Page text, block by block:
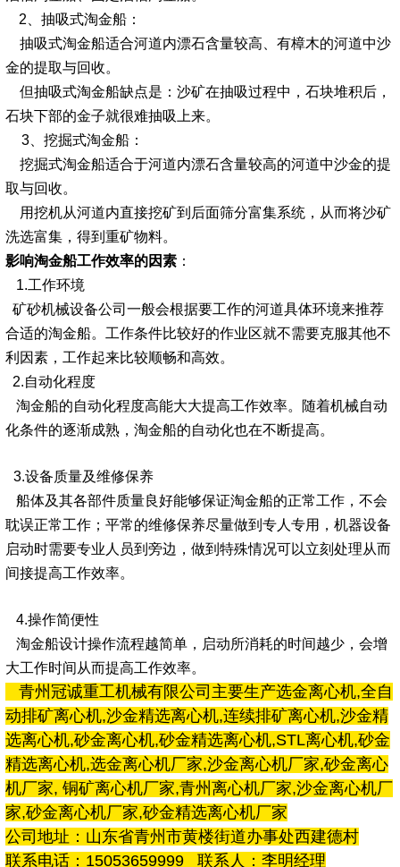
2、抽吸式淘金船：
抽吸式淘金船适合河道内漂石含量较高、有樟木的河道中沙
金的提取与回收。
但抽吸式淘金船缺点是：沙矿在抽吸过程中，石块堆积后，
石块下部的金子就很难抽吸上来。
3、挖掘式淘金船：
挖掘式淘金船适合于河道内漂石含量较高的河道中沙金的提
取与回收。
用挖机从河道内直接挖矿到后面筛分富集系统，从而将沙矿
洗选富集，得到重矿物料。
影响淘金船工作效率的因素 ：
1.工作环境
矿砂机械设备公司一般会根据要工作的河道具体环境来推荐
合适的淘金船。 工作条件比较好的作业区就不需要克服其他不
利因素，工作起来比较顺畅和高效。
2.自动化程度
淘金船的自动化程度高能大大提高工作效率。随着机械自动
化条件的逐渐成熟，淘金船的自动化也在不断提高。
3.设备质量及维修保养
船体及其各部件质量良好能够保证淘金船的正常工作，不会
耽误正常工作；平常的维修保养尽量做到专人专用，机器设备
启动时需要专业人员到旁边，做到特殊情况可以立刻处理从而
间接提高工作效率。
4.操作简便性
淘金船设计操作流程越简单，启动所消耗的时间越少，会增
大工作时间从而提高工作效率。
青州冠诚重工机械有限公司主要生产选金离心机,全自
动排矿离心机,沙金精选离心机,连续排矿离心机,沙金精
选离心机,砂金离心机,砂金精选离心机,STL离心机,砂金
精选离心机,选金离心机厂家,沙金离心机厂家,砂金离心
机厂家, 铜矿离心机厂家,青州离心机厂家,沙金离心机厂
家,砂金离心机厂家,砂金精选离心机厂家
公司地址：山东省青州市黄楼街道办事处西建德村
联系电话：15053659999 联系人：李明经理